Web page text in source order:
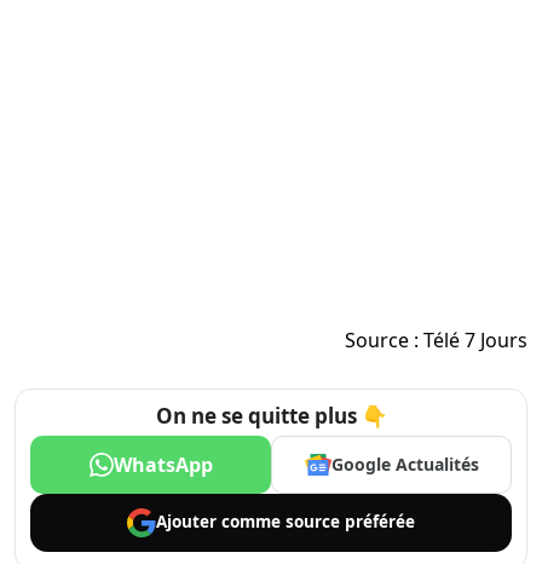
Source : Télé 7 Jours
On ne se quitte plus 👇
WhatsApp Google Actualités
Ajouter comme source préférée